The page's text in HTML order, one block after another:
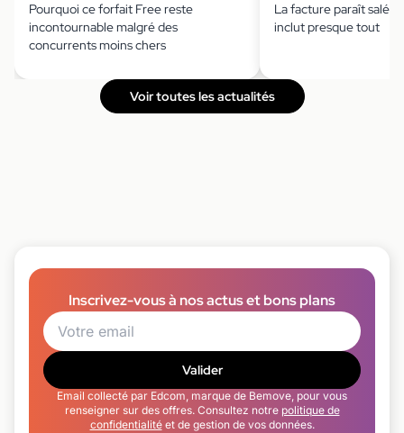
Pourquoi ce forfait Free reste
incontournable malgré des
concurrents moins chers
La facture paraît
inclut presque tout
Voir toutes les actualités
Inscrivez-vous à nos actus et bons plans
Valider
Email collecté par Edcom, marque de Bemove, pour vous
renseigner sur des offres. Consultez notre politique de
confidentialitéet de gestion de vos données.